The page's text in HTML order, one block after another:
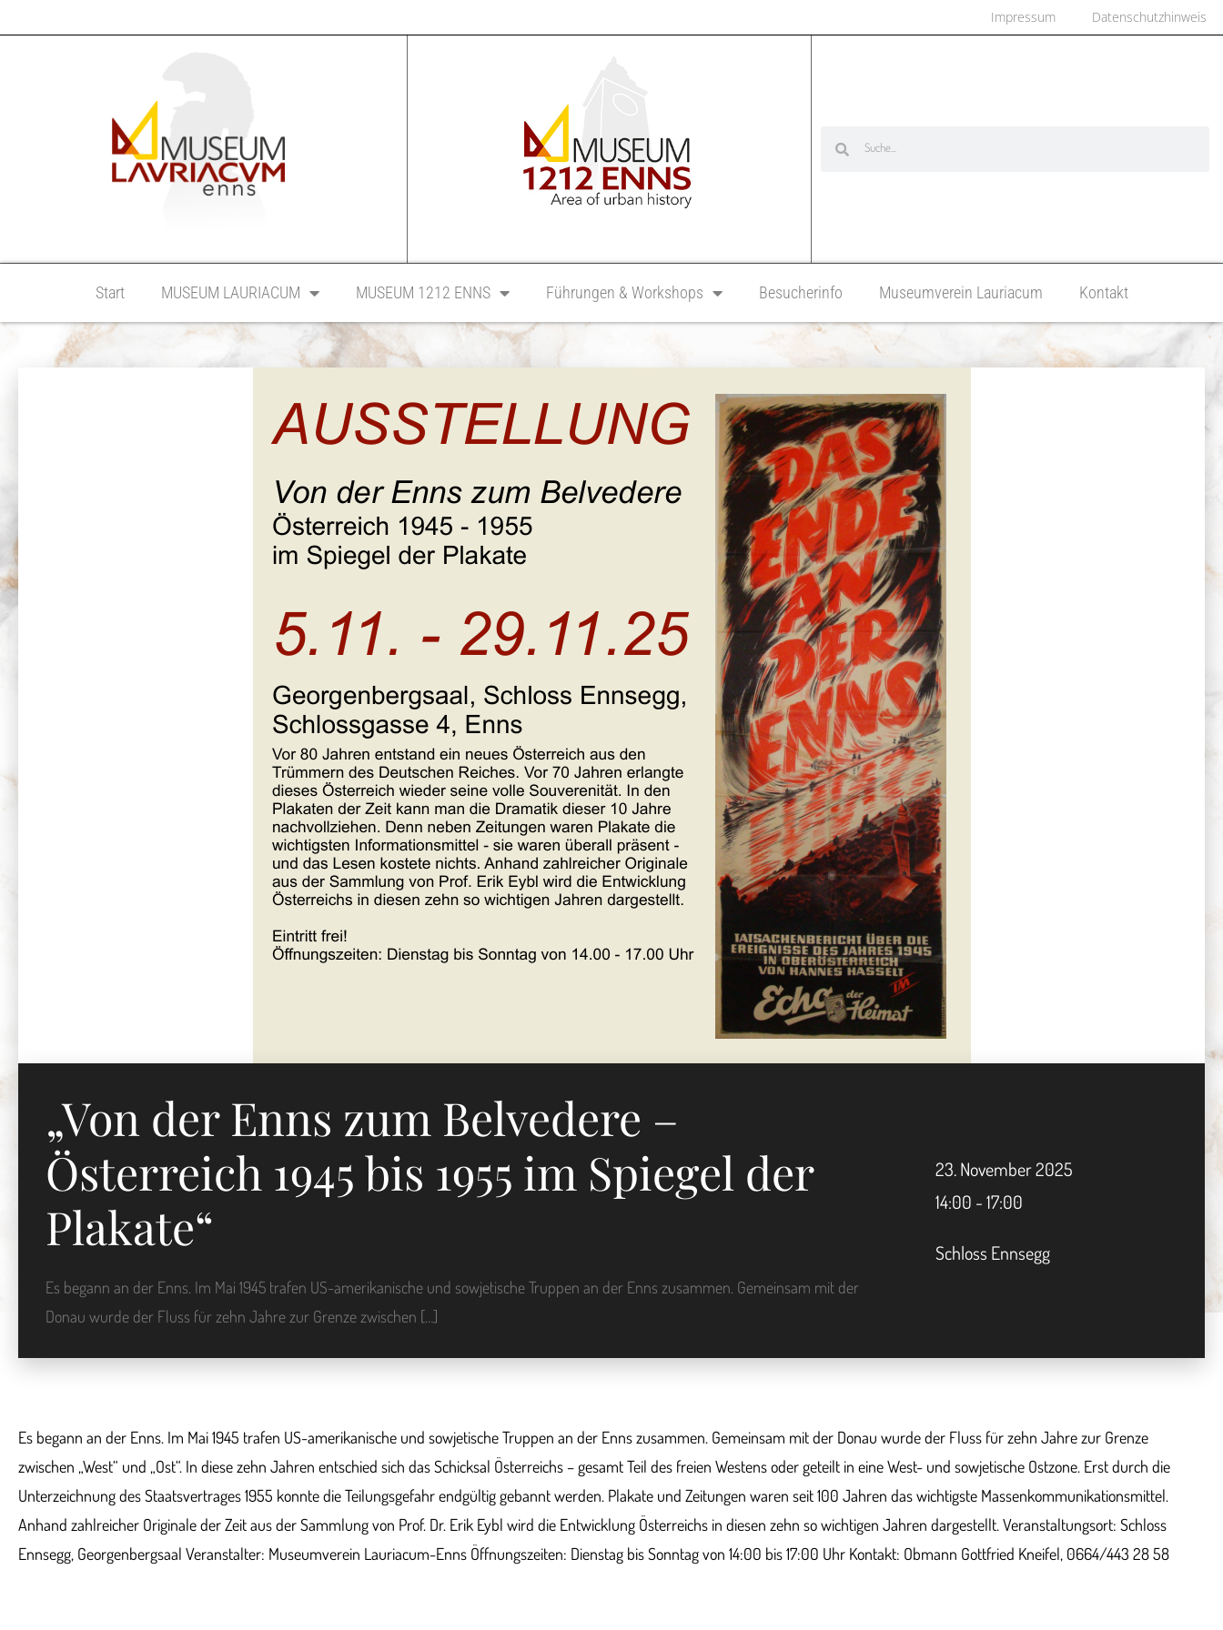
Impressum Datenschutzhinweis
Start MUSEUM LAURIACUM MUSEUM 1212 ENNS Führungen & Workshops Besucherinfo Museumverein Lauriacum Kontakt
„Von der Enns zum Belvedere –
Österreich 1945 bis 1955 im Spiegel der
Plakate“
Es begann an der Enns. Im Mai 1945 trafen US-amerikanische und sowjetische Truppen an der Enns zusammen. Gemeinsam mit der
Donau wurde der Fluss für zehn Jahre zur Grenze zwischen […]
23.November2025
14:00 - 17:00
Schloss Ennsegg
Es begann an der Enns. Im Mai 1945 trafen US-amerikanische und sowjetische Truppen an der Enns zusammen. Gemeinsam mit der Donau wurde der Fluss für zehn Jahre zur Grenze
zwischen „West“ und „Ost“. In diese zehn Jahren entschied sich das Schicksal Österreichs – gesamt Teil des freien Westens oder geteilt in eine West- und sowjetische Ostzone. Erst durch die
Unterzeichnung des Staatsvertrages 1955 konnte die Teilungsgefahr endgültig gebannt werden. Plakate und Zeitungen waren seit 100 Jahren das wichtigste Massenkommunikationsmittel.
Anhand zahlreicher Originale der Zeit aus der Sammlung von Prof. Dr. Erik Eybl wird die Entwicklung Österreichs in diesen zehn so wichtigen Jahren dargestellt. Veranstaltungsort: Schloss
Ennsegg, Georgenbergsaal Veranstalter: Museumverein Lauriacum-Enns Öffnungszeiten: Dienstag bis Sonntag von 14:00 bis 17:00 Uhr Kontakt: Obmann Gottfried Kneifel, 0664/443 28 58